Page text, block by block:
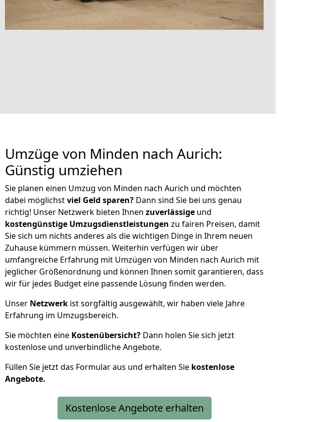
Umzüge von Minden nach Aurich:
Günstig umziehen
Sie planen einen Umzug von Minden nach Aurich und möchten
dabei möglichstviel Geld sparen? Dann sind Sie bei uns genau
richtig! Unser Netzwerk bieten Ihnen zuverlässige und
kostengünstige Umzugsdienstleistungen zu fairen Preisen, damit
Sie sich um nichts anderes als die wichtigen Dinge in Ihrem neuen
Zuhause kümmern müssen. Weiterhin verfügen wir über
umfangreiche Erfahrung mit Umzügen von Minden nach Aurich mit
jeglicher Größenordnung und können Ihnen somit garantieren, dass
wir für jedes Budget eine passende Lösung finden werden.
Unser Netzwerk ist sorgfältig ausgewählt, wir haben viele Jahre
Erfahrung im Umzugsbereich.
Sie möchten eine Kostenübersicht? Dann holen Sie sich jetzt
kostenlose und unverbindliche Angebote.
Füllen Sie jetzt das Formular aus und erhalten Sie kostenlose
Angebote.
Kostenlose Angebote erhalten